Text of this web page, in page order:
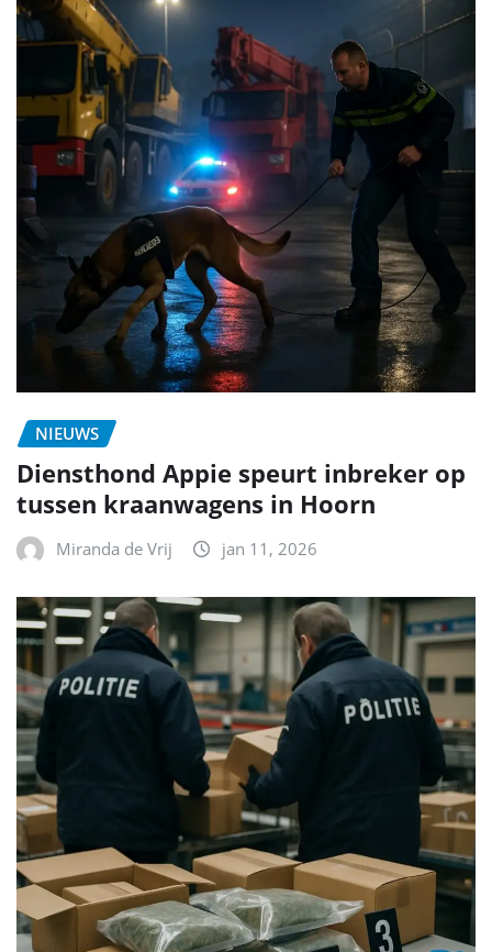
NIEUWS
Diensthond Appie speurt inbreker op
tussen kraanwagens in Hoorn
Miranda de Vrij jan 11, 2026